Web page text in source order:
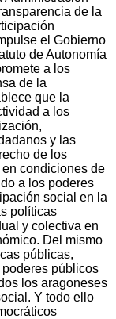
de la
el Gobierno
de Autonomía
a los
de la
que la
a los
y las
de los
condiciones de
a los poderes
social en la
políticas
y colectiva en
Del mismo
públicas,
públicos
los aragoneses
Y todo ello